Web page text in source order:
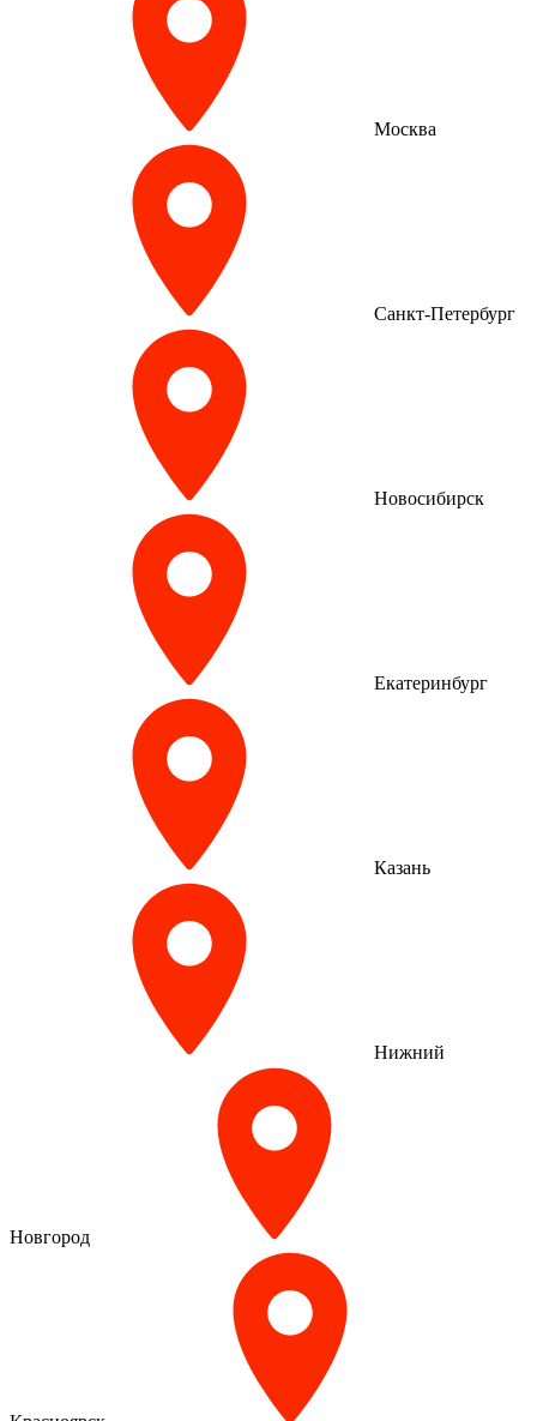
Москва
Санкт-Петербург
Новосибирск
Екатеринбург
Казань
Нижний
Новгород